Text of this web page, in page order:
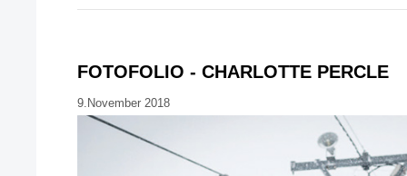
FOTOFOLIO - CHARLOTTE PERCLE
9.November 2018